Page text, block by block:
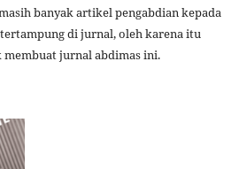
banyak artikel pengabdian kepada
di jurnal, oleh karena itu
jurnal abdimas ini.